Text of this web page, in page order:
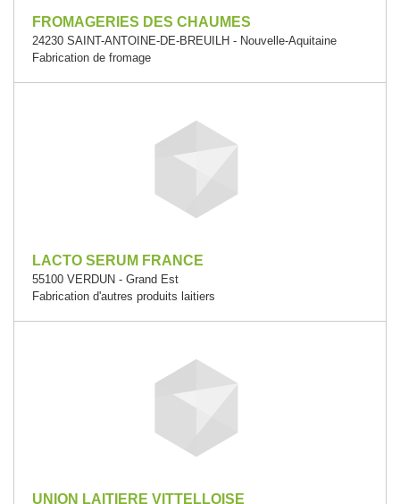
FROMAGERIES DES CHAUMES
24230 SAINT-ANTOINE-DE-BREUILH - Nouvelle-Aquitaine
Fabrication de fromage
LACTO SERUM FRANCE
55100 VERDUN - Grand Est
Fabrication d'autres produits laitiers
UNION LAITIERE VITTELLOISE